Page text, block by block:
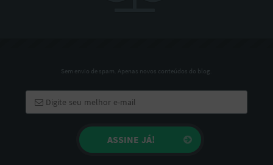
Sem envio de spam. Apenas novos conteúdos do blog.